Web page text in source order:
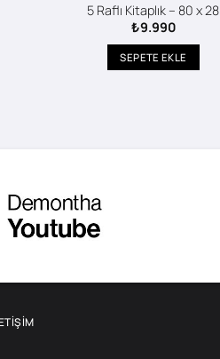
5 Raflı Kitaplık – 80 x 28
₺9.990
SEPETE EKLE